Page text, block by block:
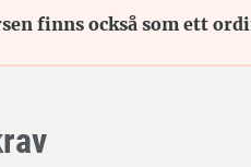
finns också som ett